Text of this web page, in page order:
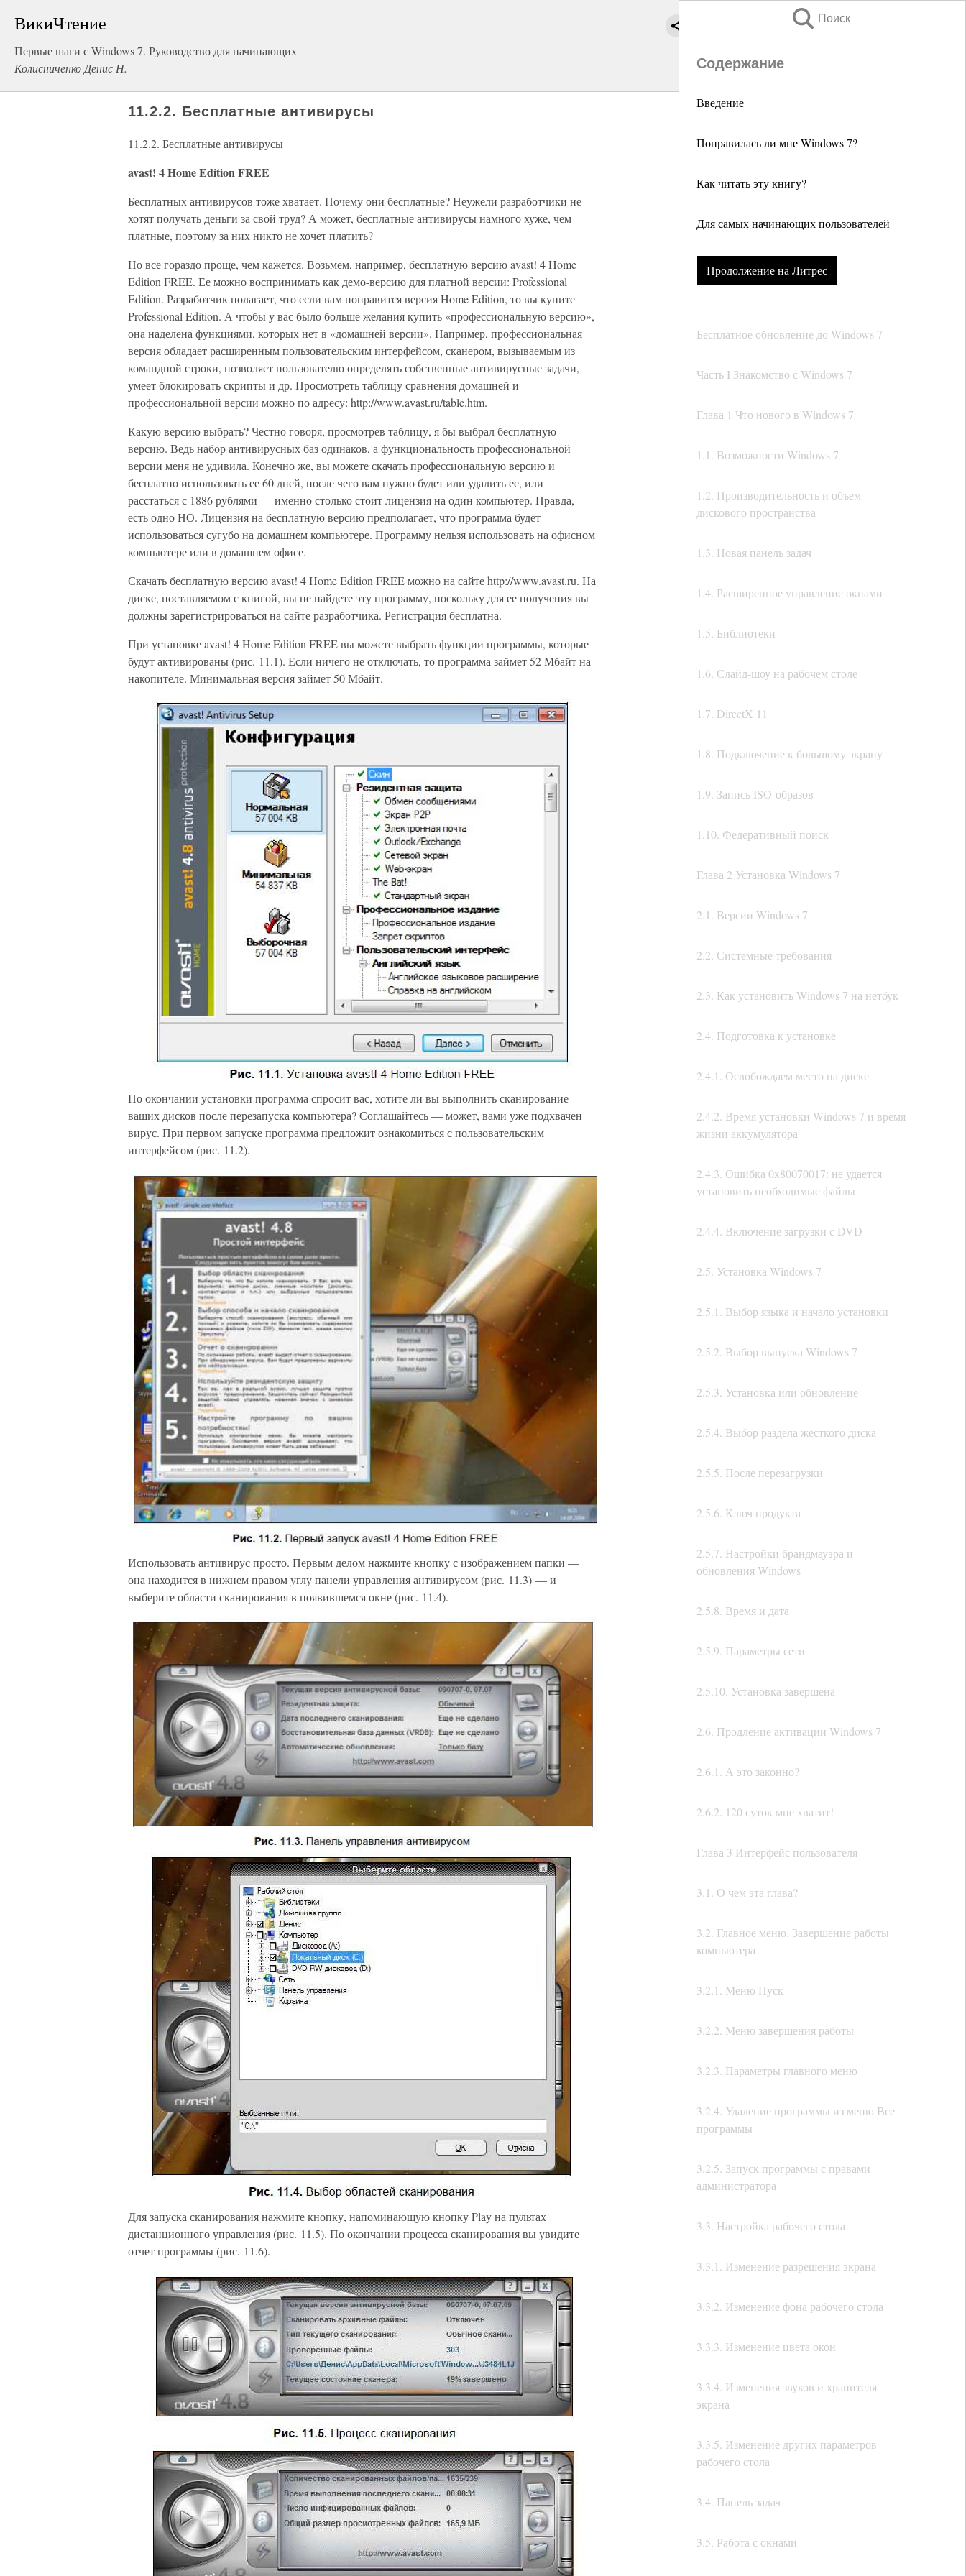
ВикиЧтение
Первые шаги с Windows 7. Руководство для начинающих
Колисниченко Денис Н.
Поиск
Содержание
Введение
Понравилась ли мне Windows 7?
Как читать эту книгу?
Для самых начинающих пользователей
Продолжение на Литрес
Бесплатное обновление до Windows 7
Часть I Знакомство с Windows 7
Глава 1 Что нового в Windows 7
1.1. Возможности Windows 7
1.2. Производительность и объем
дискового пространства
1.3. Новая панель задач
1.4. Расширенное управление окнами
1.5. Библиотеки
1.6. Слайд-шоу на рабочем столе
1.7. DirectX 11
1.8. Подключение к большому экрану
1.9. Запись ISO-образов
1.10. Федеративный поиск
Глава 2 Установка Windows 7
2.1. Версии Windows 7
2.2. Системные требования
2.3. Как установить Windows 7 на нетбук
2.4. Подготовка к установке
2.4.1. Освобождаем место на диске
2.4.2. Время установки Windows 7 и время
жизни аккумулятора
2.4.3. Ошибка 0x80070017: не удается
установить необходимые файлы
2.4.4. Включение загрузки с DVD
2.5. Установка Windows 7
2.5.1. Выбор языка и начало установки
2.5.2. Выбор выпуска Windows 7
2.5.3. Установка или обновление
2.5.4. Выбор раздела жесткого диска
2.5.5. После перезагрузки
2.5.6. Ключ продукта
2.5.7. Настройки брандмауэра и
обновления Windows
2.5.8. Время и дата
2.5.9. Параметры сети
2.5.10. Установка завершена
2.6. Продление активации Windows 7
2.6.1. А это законно?
2.6.2. 120 суток мне хватит!
Глава 3 Интерфейс пользователя
3.1. О чем эта глава?
3.2. Главное меню. Завершение работы
компьютера
3.2.1. Меню Пуск
3.2.2. Меню завершения работы
3.2.3. Параметры главного меню
3.2.4. Удаление программы из меню Все
программы
3.2.5. Запуск программы с правами
администратора
3.3. Настройка рабочего стола
3.3.1. Изменение разрешения экрана
3.3.2. Изменение фона рабочего стола
3.3.3. Изменение цвета окон
3.3.4. Изменения звуков и хранителя
экрана
3.3.5. Изменение других параметров
рабочего стола
3.4. Панель задач
3.5. Работа с окнами
11.2.2. Бесплатные антивирусы
11.2.2. Бесплатные антивирусы
avast! 4 Home Edition FREE
Бесплатных антивирусов тоже хватает. Почему они бесплатные? Неужели разработчики не
хотят получать деньги за свой труд? А может, бесплатные антивирусы намного хуже, чем
платные, поэтому за них никто не хочет платить?
Но все гораздо проще, чем кажется. Возьмем, например, бесплатную версию avast! 4 Home
Edition FREE. Ее можно воспринимать как демо-версию для платной версии: Professional
Edition. Разработчик полагает, что если вам понравится версия Home Edition, то вы купите
Professional Edition. А чтобы у вас было больше желания купить «профессиональную версию»,
она наделена функциями, которых нет в «домашней версии». Например, профессиональная
версия обладает расширенным пользовательским интерфейсом, сканером, вызываемым из
командной строки, позволяет пользователю определять собственные антивирусные задачи,
умеет блокировать скрипты и др. Просмотреть таблицу сравнения домашней и
профессиональной версии можно по адресу: http://www.avast.ru/table.htm.
Какую версию выбрать? Честно говоря, просмотрев таблицу, я бы выбрал бесплатную
версию. Ведь набор антивирусных баз одинаков, а функциональность профессиональной
версии меня не удивила. Конечно же, вы можете скачать профессиональную версию и
бесплатно использовать ее 60 дней, после чего вам нужно будет или удалить ее, или
расстаться с 1886 рублями — именно столько стоит лицензия на один компьютер. Правда,
есть одно НО. Лицензия на бесплатную версию предполагает, что программа будет
использоваться сугубо на домашнем компьютере. Программу нельзя использовать на офисном
компьютере или в домашнем офисе.
Скачать бесплатную версию avast! 4 Home Edition FREE можно на сайте http://www.avast.ru. На
диске, поставляемом с книгой, вы не найдете эту программу, поскольку для ее получения вы
должны зарегистрироваться на сайте разработчика. Регистрация бесплатна.
При установке avast! 4 Home Edition FREE вы можете выбрать функции программы, которые
будут активированы (рис. 11.1). Если ничего не отключать, то программа займет 52 Мбайт на
накопителе. Минимальная версия займет 50 Мбайт.
По окончании установки программа спросит вас, хотите ли вы выполнить сканирование
ваших дисков после перезапуска компьютера? Соглашайтесь — может, вами уже подхвачен
вирус. При первом запуске программа предложит ознакомиться с пользовательским
интерфейсом (рис. 11.2).
Использовать антивирус просто. Первым делом нажмите кнопку с изображением папки —
она находится в нижнем правом углу панели управления антивирусом (рис. 11.3) — и
выберите области сканирования в появившемся окне (рис. 11.4).
Для запуска сканирования нажмите кнопку, напоминающую кнопку Play на пультах
дистанционного управления (рис. 11.5). По окончании процесса сканирования вы увидите
отчет программы (рис. 11.6).